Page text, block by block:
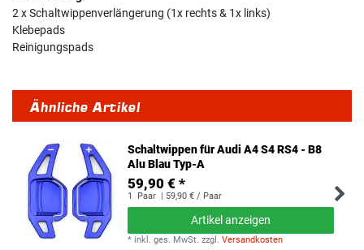
2 x Schaltwippenverlängerung (1x rechts & 1x links)
Klebepads
Reinigungspads
Ähnliche Artikel
Schaltwippen für Audi A4 S4 RS4 - B8
Alu Blau Typ-A
59,90 € *
1 Paar | 59,90 € / Paar
Artikel anzeigen
* inkl. ges. MwSt. zzgl.Versandkosten